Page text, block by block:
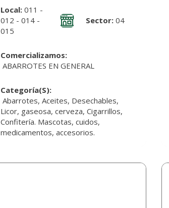
Local:011 -
012 - 014 -
015
Sector: 04
Comercializamos:
ABARROTES EN GENERAL
Categoría(s):
Abarrotes, Aceites, Desechables,
Licor, gaseosa, cerveza, Cigarrillos,
Confitería. Mascotas, cuidos,
medicamentos, accesorios.